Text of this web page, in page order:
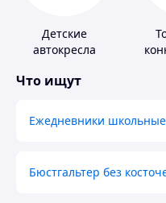
Детские
автокресла
Что ищут
Ежедневники школьные
Бюстгальтер без